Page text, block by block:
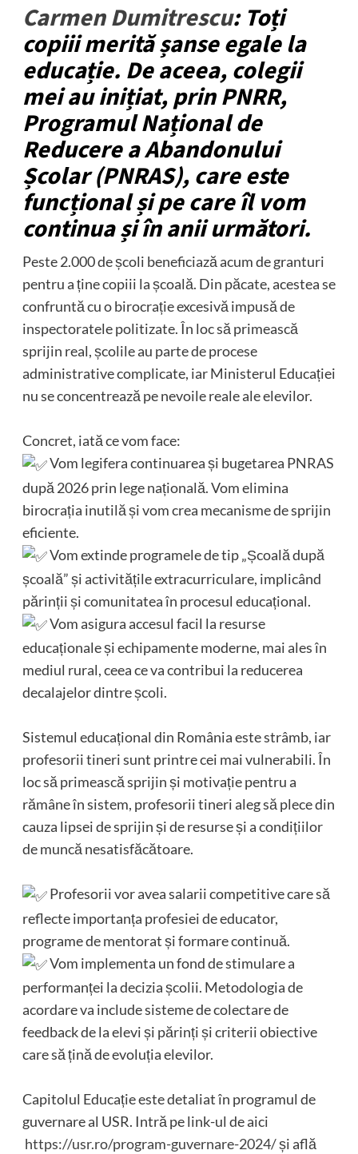
Carmen Dumitrescu: Toți
copiii merită șanse egale la
educație. De aceea, colegii
mei au inițiat, prin PNRR,
Programul Național de
Reducere a Abandonului
Școlar (PNRAS), care este
funcțional și pe care îl vom
continua și în anii următori.
Peste 2.000 de școli beneficiază acum de granturi
pentru a ține copiii la școală. Din păcate, acestea se
confruntă cu o birocrație excesivă impusă de
inspectoratele politizate. În loc să primească
sprijin real, școlile au parte de procese
administrative complicate, iar Ministerul Educației
nu se concentrează pe nevoile reale ale elevilor.
Concret, iată ce vom face:
Vom legifera continuarea și bugetarea PNRAS
după 2026 prin lege națională. Vom elimina
birocrația inutilă și vom crea mecanisme de sprijin
eficiente.
Vom extinde programele de tip „Școală după
școală” și activitățile extracurriculare, implicând
părinții și comunitatea în procesul educațional.
Vom asigura accesul facil la resurse
educaționale și echipamente moderne, mai ales în
mediul rural, ceea ce va contribui la reducerea
decalajelor dintre școli.
Sistemul educațional din România este strâmb, iar
profesorii tineri sunt printre cei mai vulnerabili. În
loc să primească sprijin și motivație pentru a
rămâne în sistem, profesorii tineri aleg să plece din
cauza lipsei de sprijin și de resurse și a condițiilor
de muncă nesatisfăcătoare.
Profesorii vor avea salarii competitive care să
reflecte importanța profesiei de educator,
programe de mentorat și formare continuă.
Vom implementa un fond de stimulare a
performanței la decizia școlii. Metodologia de
acordare va include sisteme de colectare de
feedback de la elevi și părinți și criterii obiective
care să țină de evoluția elevilor.
Capitolul Educație este detaliat în programul de
guvernare al USR. Intră pe link-ul de aici
https://usr.ro/program-guvernare-2024/și află